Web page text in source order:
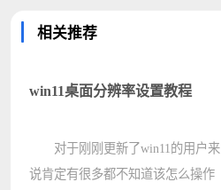
相关推荐
win11桌面分辨率设置教程
对于刚刚更新了win11的用户来
说肯定有很多都不知道该怎么操作